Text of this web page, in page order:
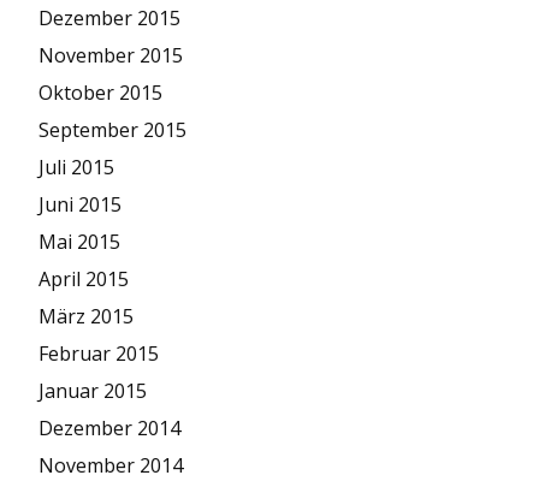
Dezember 2015
November 2015
Oktober 2015
September 2015
Juli 2015
Juni 2015
Mai 2015
April 2015
März 2015
Februar 2015
Januar 2015
Dezember 2014
November 2014